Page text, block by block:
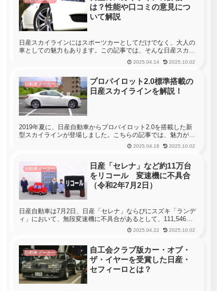
は？性能や口コミの意見につ
いて解説
日産スカイラインにはスポーツカーとしてだけでなく、大人の
車としての魅力もあります。この記事では、そんな日産スカイ
ラインを乗っているユーザーの口コミなどについて解説しま
す。スカイラインの購入を考えているのであれば必見の内容で
2025.04.14 2025.10.02
自動車メーカー
プロパイロット2.0標準搭載の
日産スカイラインを解説！
2019年夏に、日産自動車からプロパイロット2.0を搭載した新
型スカイラインが登場しました。こちらの記事では、魅力がい
っぱい詰まった新型スカイラインについて、ご紹介いたしま
2025.04.18 2025.10.02
自動車メーカー
日産「セレナ」など約11万台
をリコール 変速機に不具合
（令和2年7月2日）
日産自動車は7月2日、日産「セレナ」ならびにスズキ「ランデ
ィ」において、無段変速機に不具合があるとして、111,546台
のリコールを国土交通省に届け出ました。2025.04.22 2025.10.02
自動車メーカー
自工会クラブ版カー・オブ・
ザ・イヤーを受賞した日産・
セフィーロとは？